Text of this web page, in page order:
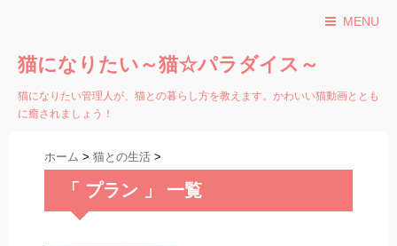
MENU
猫になりたい～猫☆パラダイス～
猫になりたい管理人が、猫との暮らし方を教えます。かわいい猫動画ととも
に癒されましょう！
ホーム > 猫との生活 >
「 プラン 」 一覧